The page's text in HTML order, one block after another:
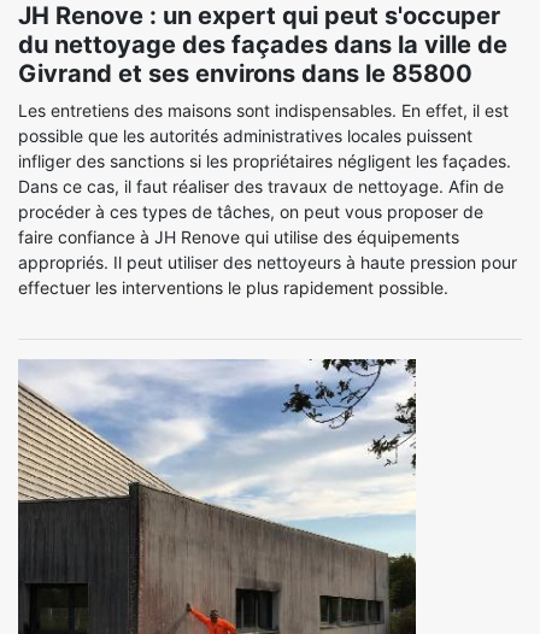
JH Renove : un expert qui peut s'occuper
du nettoyage des façades dans la ville de
Givrand et ses environs dans le 85800
Les entretiens des maisons sont indispensables. En effet, il est
possible que les autorités administratives locales puissent
infliger des sanctions si les propriétaires négligent les façades.
Dans ce cas, il faut réaliser des travaux de nettoyage. Afin de
procéder à ces types de tâches, on peut vous proposer de
faire confiance à JH Renove qui utilise des équipements
appropriés. Il peut utiliser des nettoyeurs à haute pression pour
effectuer les interventions le plus rapidement possible.